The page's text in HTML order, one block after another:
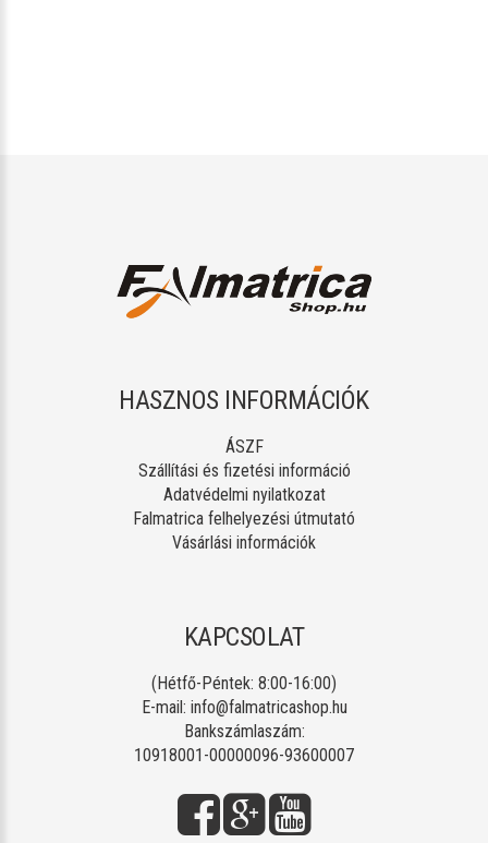
HASZNOS INFORMÁCIÓK
ÁSZF
Szállítási és fizetési információ
Adatvédelmi nyilatkozat
Falmatrica felhelyezési útmutató
Vásárlási információk
KAPCSOLAT
(Hétfő-Péntek: 8:00-16:00)
E-mail: info@falmatricashop.hu
Bankszámlaszám:
10918001-00000096-93600007